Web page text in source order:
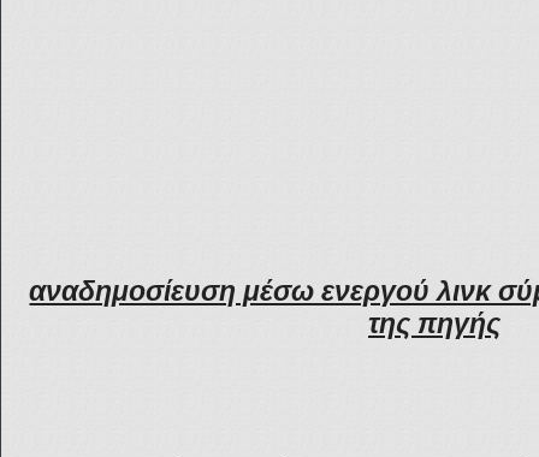
αναδημοσίευση μέσω ενεργού λινκ
της πηγής